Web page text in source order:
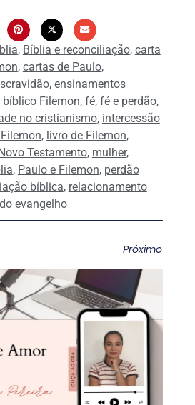
, Bíblia e reconciliação, carta
, cartas de Paulo,
, ensinamentos
bíblico Filemon, fé, fé e perdão,
no cristianismo, intercessão
, livro de Filemon,
Testamento, mulher,
, Paulo e Filemon, perdão
bíblica, relacionamento
evangelho
Próximo